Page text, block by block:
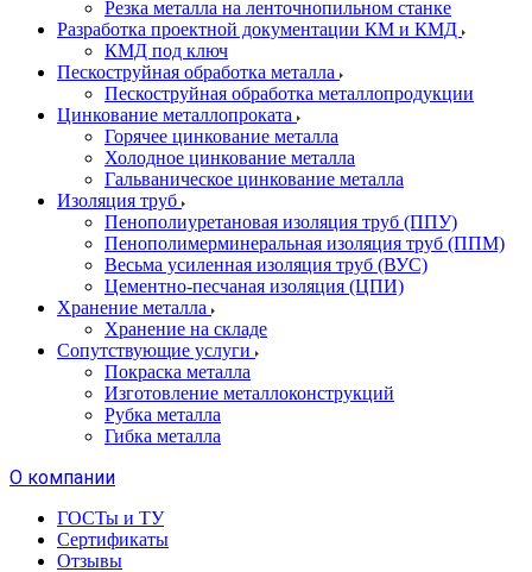
Резка металла на ленточнопильном станке
Разработка проектной документации КМ и КМД
КМД под ключ
Пескоструйная обработка металла
Пескоструйная обработка металлопродукции
Цинкование металлопроката
Горячее цинкование металла
Холодное цинкование металла
Гальваническое цинкование металла
Изоляция труб
Пенополиуретановая изоляция труб (ППУ)
Пенополимерминеральная изоляция труб (ППМ)
Весьма усиленная изоляция труб (ВУС)
Цементно-песчаная изоляция (ЦПИ)
Хранение металла
Хранение на складе
Сопутствующие услуги
Покраска металла
Изготовление металлоконструкций
Рубка металла
Гибка металла
О компании
ГОСТы и ТУ
Сертификаты
Отзывы